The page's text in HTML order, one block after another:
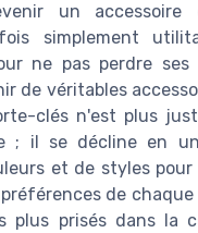
un accessoire
simplement
ne pas perdre
de véritables
clés n'est plus
; il se décline en
et de styles pour
de chaque
plus prisés dans la